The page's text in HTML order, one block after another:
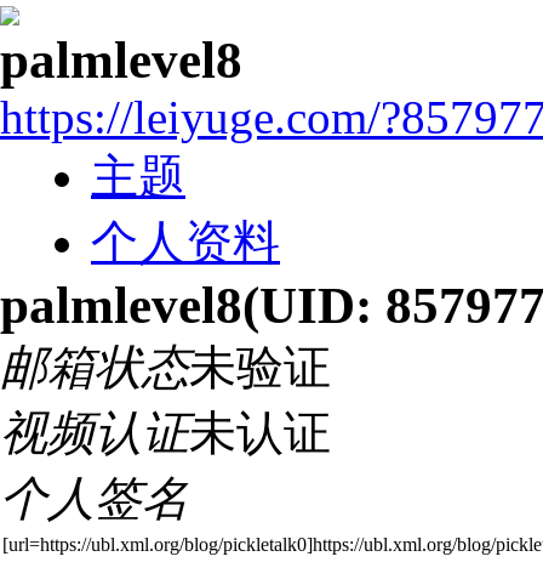
palmlevel8
https://leiyuge.com/
主题
个人资料
palmlevel8(UID:
邮箱状态未验证
视频认证未认证
个人签名
[url=https://ubl.xml.org/blog/pickletalk0]https://ubl.xml.org/blog/